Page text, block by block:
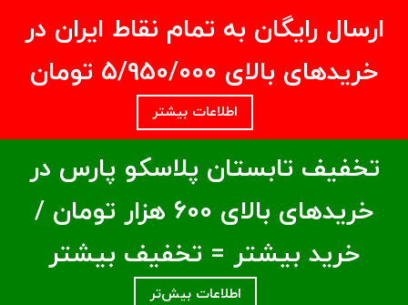
ارسال رایگان به تمام نقاط ایران در
خریدهای بالای ۵/950/000 تومان
اطلاعات بیشتر
تخفیف تابستان پلاسکو پارس در
خریدهای بالای ۶00 هزار تومان /
خرید بیشتر = تخفیف بیشتر
اطلاعات بیش‌تر